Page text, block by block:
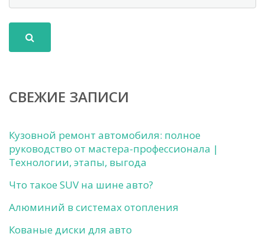
СВЕЖИЕ ЗАПИСИ
Кузовной ремонт автомобиля: полное
руководство от мастера-профессионала |
Технологии, этапы, выгода
Что такое SUV на шине авто?
Алюминий в системах отопления
Кованые диски для авто